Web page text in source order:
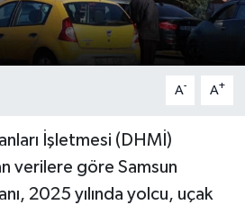
A- A+
İşletmesi (DHMİ)
verilere göre Samsun
2025 yılında yolcu, uçak